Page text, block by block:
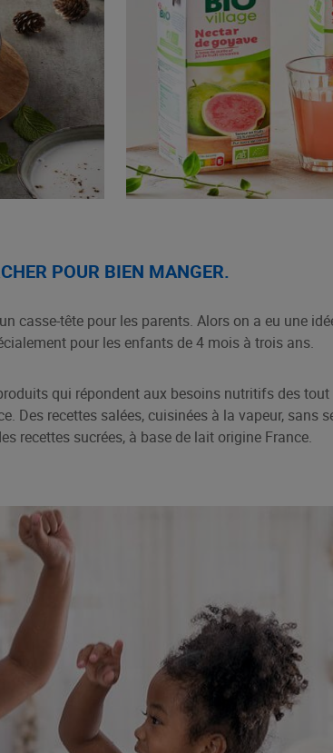
POUR BIEN MANGER.
casse-tête pour les parents. Alors on a eu une
pour les enfants de 4 mois à trois ans.
qui répondent aux besoins nutritifs des
Des recettes salées, cuisinées à la vapeur, sans
recettes sucrées, à base de lait origine France.